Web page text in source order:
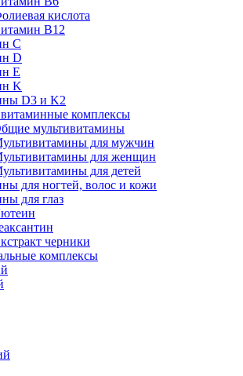
кислота
B12
C
D
E
K
D3 и K2
комплексы
мультивитамины
для мужчин
для женщин
для детей
для ногтей, волос и кожи
для глаз
черники
комплексы